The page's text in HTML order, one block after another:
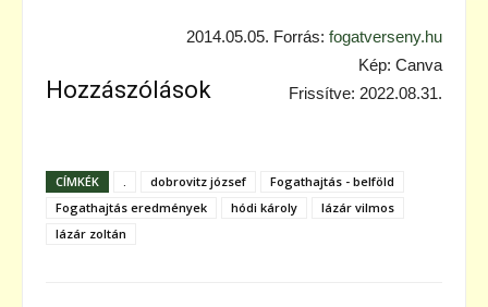
2014.05.05. Forrás: fogatverseny.hu
Kép: Canva
Frissítve: 2022.08.31.
Hozzászólások
CÍMKÉK dobrovitz józsef
Fogathajtás - belföld
Fogathajtás eredmények
hódi károly
lázár vilmos
lázár zoltán